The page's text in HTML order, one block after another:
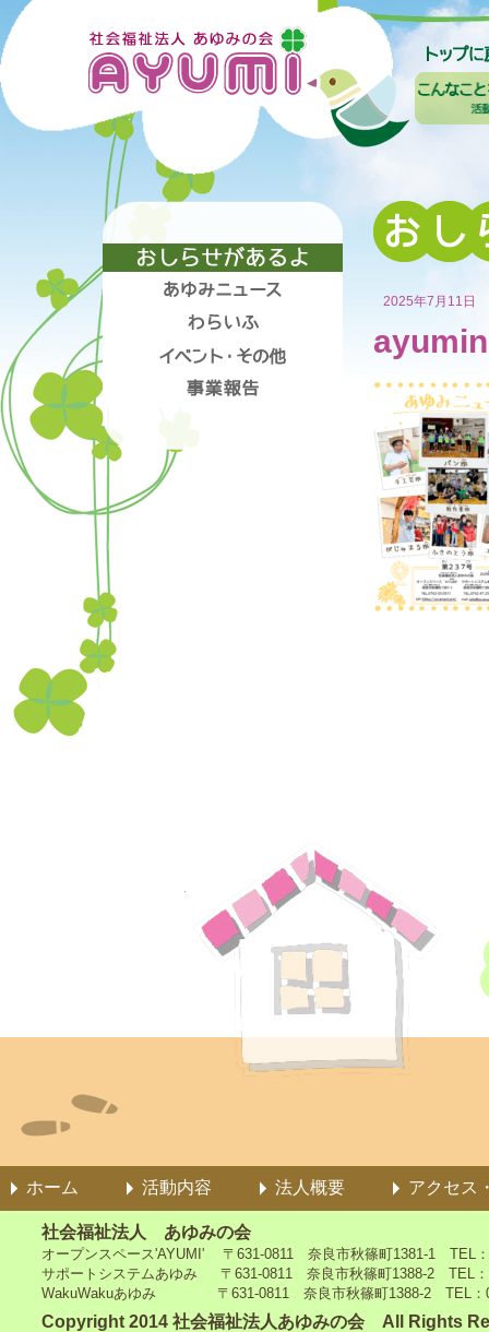
2025年7月11日
ホーム 活動内容 法人概要 アクセス
社会福祉法人 あゆみの会
オープンスペース'AYUMI' 〒631-0811 奈良市秋篠町1381-1 TEL
サポートシステムあゆみ 〒631-0811 奈良市秋篠町1388-2 TEL：
WakuWakuあゆみ 〒631-0811 奈良市秋篠町1388-2 TEL：
Copyright 2014 社会福祉法人あゆみの会 All Rights